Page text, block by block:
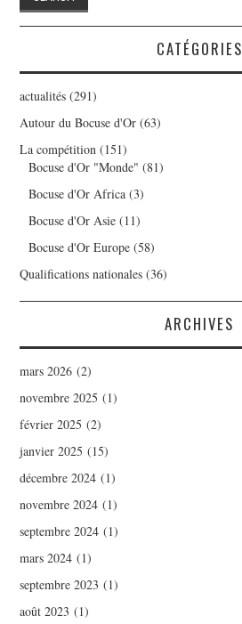
CATÉGORIES
actualités (291)
Autour du Bocuse d'Or (63)
La compétition (151)
Bocuse d'Or "Monde" (81)
Bocuse d'Or Africa (3)
Bocuse d'Or Asie (11)
Bocuse d'Or Europe (58)
Qualifications nationales (36)
ARCHIVES
mars 2026 (2)
novembre 2025 (1)
février 2025 (2)
janvier 2025 (15)
décembre 2024 (1)
novembre 2024 (1)
septembre 2024 (1)
mars 2024 (1)
septembre 2023 (1)
août 2023 (1)